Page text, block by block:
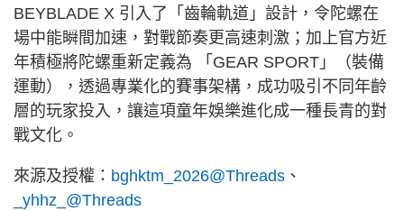
BEYBLADE X 引入了「齒輪軌道」設計，令陀螺在
場中能瞬間加速，對戰節奏更高速刺激；加上官方近
年積極將陀螺重新定義為 「GEAR SPORT」（裝備
運動），透過專業化的賽事架構，成功吸引不同年齡
層的玩家投入，讓這項童年娛樂進化成一種長青的對
戰文化。
來源及授權： bghktm_2026@Threads 、
_yhhz_@Threads